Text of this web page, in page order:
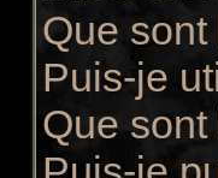
Que
Puis-je
Que